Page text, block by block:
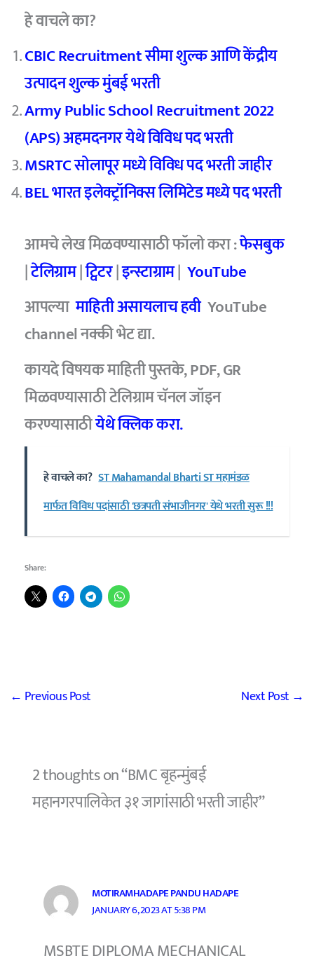
हे वाचले का?
CBIC Recruitment सीमा शुल्क आणि केंद्रीय
उत्पादन शुल्क मुंबई भरती
Army Public School Recruitment 2022
(APS) अहमदनगर येथे विविध पद भरती
MSRTC सोलापूर मध्ये विविध पद भरती जाहीर
BEL भारत इलेक्ट्रॉनिक्स लिमिटेड मध्ये पद भरती
आमचे लेख मिळवण्यासाठी फॉलो करा :फेसबुक
|टेलिग्राम|ट्विटर|इन्स्टाग्राम| YouTube
आपल्यामाहिती असायलाच हवी YouTube
channel नक्की भेट द्या.
कायदे विषयक माहिती पुस्तके, PDF, GR
मिळवण्यासाठी टेलिग्राम चॅनल जॉइन
करण्यासाठीयेथे क्लिक करा.
हे वाचले का? ST Mahamandal Bharti ST महामंडळ
मार्फत विविध पदांसाठी 'छत्रपती संभाजीनगर' येथे भरती सुरू !!!
Share:
← Previous Post Next Post →
2 thoughts on “BMC बृहन्मुंबई
महानगरपालिकेत ३१ जागांसाठी भरती जाहीर”
MOTIRAMHADAPE PANDU HADAPE
JANUARY 6, 2023 AT 5:38 PM
MSBTE DIPLOMA MECHANICAL